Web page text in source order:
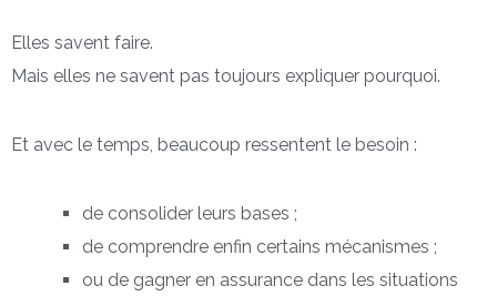
Elles savent faire.
Mais elles ne savent pas toujours expliquer pourquoi.
Et avec le temps, beaucoup ressentent le besoin :
de consolider leurs bases ;
de comprendre enfin certains mécanismes ;
ou de gagner en assurance dans les situations